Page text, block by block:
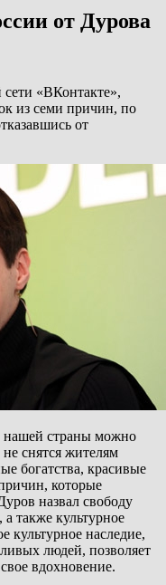
от Дурова
«ВКонтакте»,
из семи причин, по
от
нашей страны можно
снятся жителям
богатства, красивые
которые
назвал свободу
также культурное
культурное наследие,
людей, позволяет
вдохновение.